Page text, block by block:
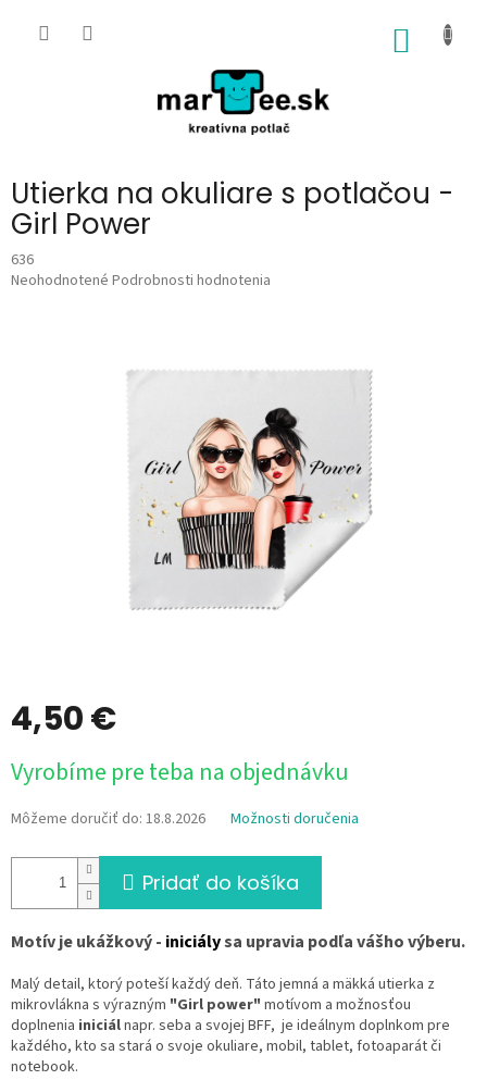
Utierka na okuliare s potlačou -
Girl Power
636
Priemerné
Neohodnotené Podrobnosti hodnotenia
4,50 €
cena:
Vyrobíme pre teba na objednávku
Môžeme doručiť do: 18.8.2026 Možnosti doručenia
Pridať do košíka
Motív je ukážkový - iniciálysa upravia podľa vášho výberu.
Malý detail, ktorý poteší každý deň. Táto jemná a mäkká utierka z
mikrovlákna s výrazným "Girl power" motívom a možnosťou
doplnenia iniciálnapr. seba a svojej BFF, je ideálnym doplnkom pre
každého, kto sa stará o svoje okuliare, mobil, tablet, fotoaparát či
notebook.